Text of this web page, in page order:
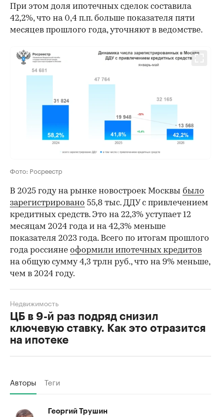
При этом доля ипотечных сделок составила
42,2%, что на 0,4 п.п. больше показателя пяти
месяцев прошлого года, уточняют в ведомстве.
Фото: Росреестр
В 2025 году на рынке новостроек Москвы было
зарегистрировано 55,8 тыс. ДДУ с привлечением
кредитных средств. Это на 22,3% уступает 12
месяцам 2024 года и на 42,3% меньше
показателя 2023 года. Всего по итогам прошлого
года россияне оформили ипотечных кредитов
на общую сумму 4,3 трлн руб., что на 9% меньше,
чем в 2024 году.
ЦБ в 9-й раз подряд снизил
ключевую ставку. Как это отразится
на ипотеке
Недвижимость
Авторы Теги
Георгий Трушин